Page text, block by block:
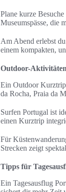
Plane kurze
Museumspässe, die
Am Abend erlebst
einem kompakten,
Outdoor-
Ein Outdoor Kurztrip
da Rocha, Praia da
Surfen Portugal ist
einen Kurztrip
Für
Strecken zeigt
Tipps für
Ein Tagesausflug